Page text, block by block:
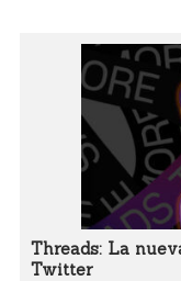
Threads: La
Twitter